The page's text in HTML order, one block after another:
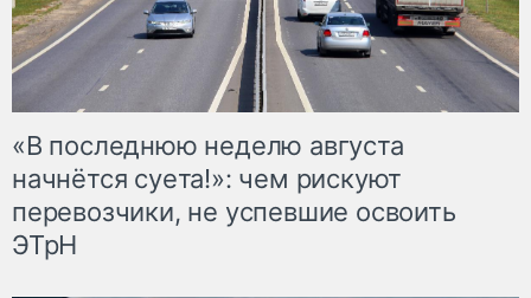
«В последнюю неделю августа
начнётся суета!»: чем рискуют
перевозчики, не успевшие освоить
ЭТрН